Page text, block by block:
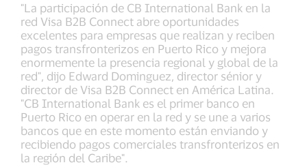
"La participación de CB International Bank en la
red Visa B2B Connect abre oportunidades
excelentes para empresas que realizan y reciben
pagos transfronterizos en Puerto Rico y mejora
enormemente la presencia regional y global de la
red", dijo Edward Dominguez, director sénior y
director de Visa B2B Connect en América Latina.
"CB International Bank es el primer banco en
Puerto Rico en operar en la red y se une a varios
bancos que en este momento están enviando y
recibiendo pagos comerciales transfronterizos en
la región del Caribe".